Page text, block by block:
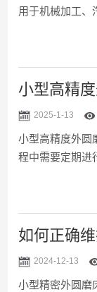
外圆进行精密...
用于机械加工、
工中具有显著
逐渐扩展，成
本文将探讨自动
精度加工能力主
工精度。这使得
极为严格的零部
精密零部件的...
2025-1-13
小型高精度外圆
程中需要定期进
用寿命。其工
切削加工，因
着重要影响。以
一、清洁与检查
或毛刷清除积尘
件，避免水渍、
2024-12-13
小型精密外圆磨